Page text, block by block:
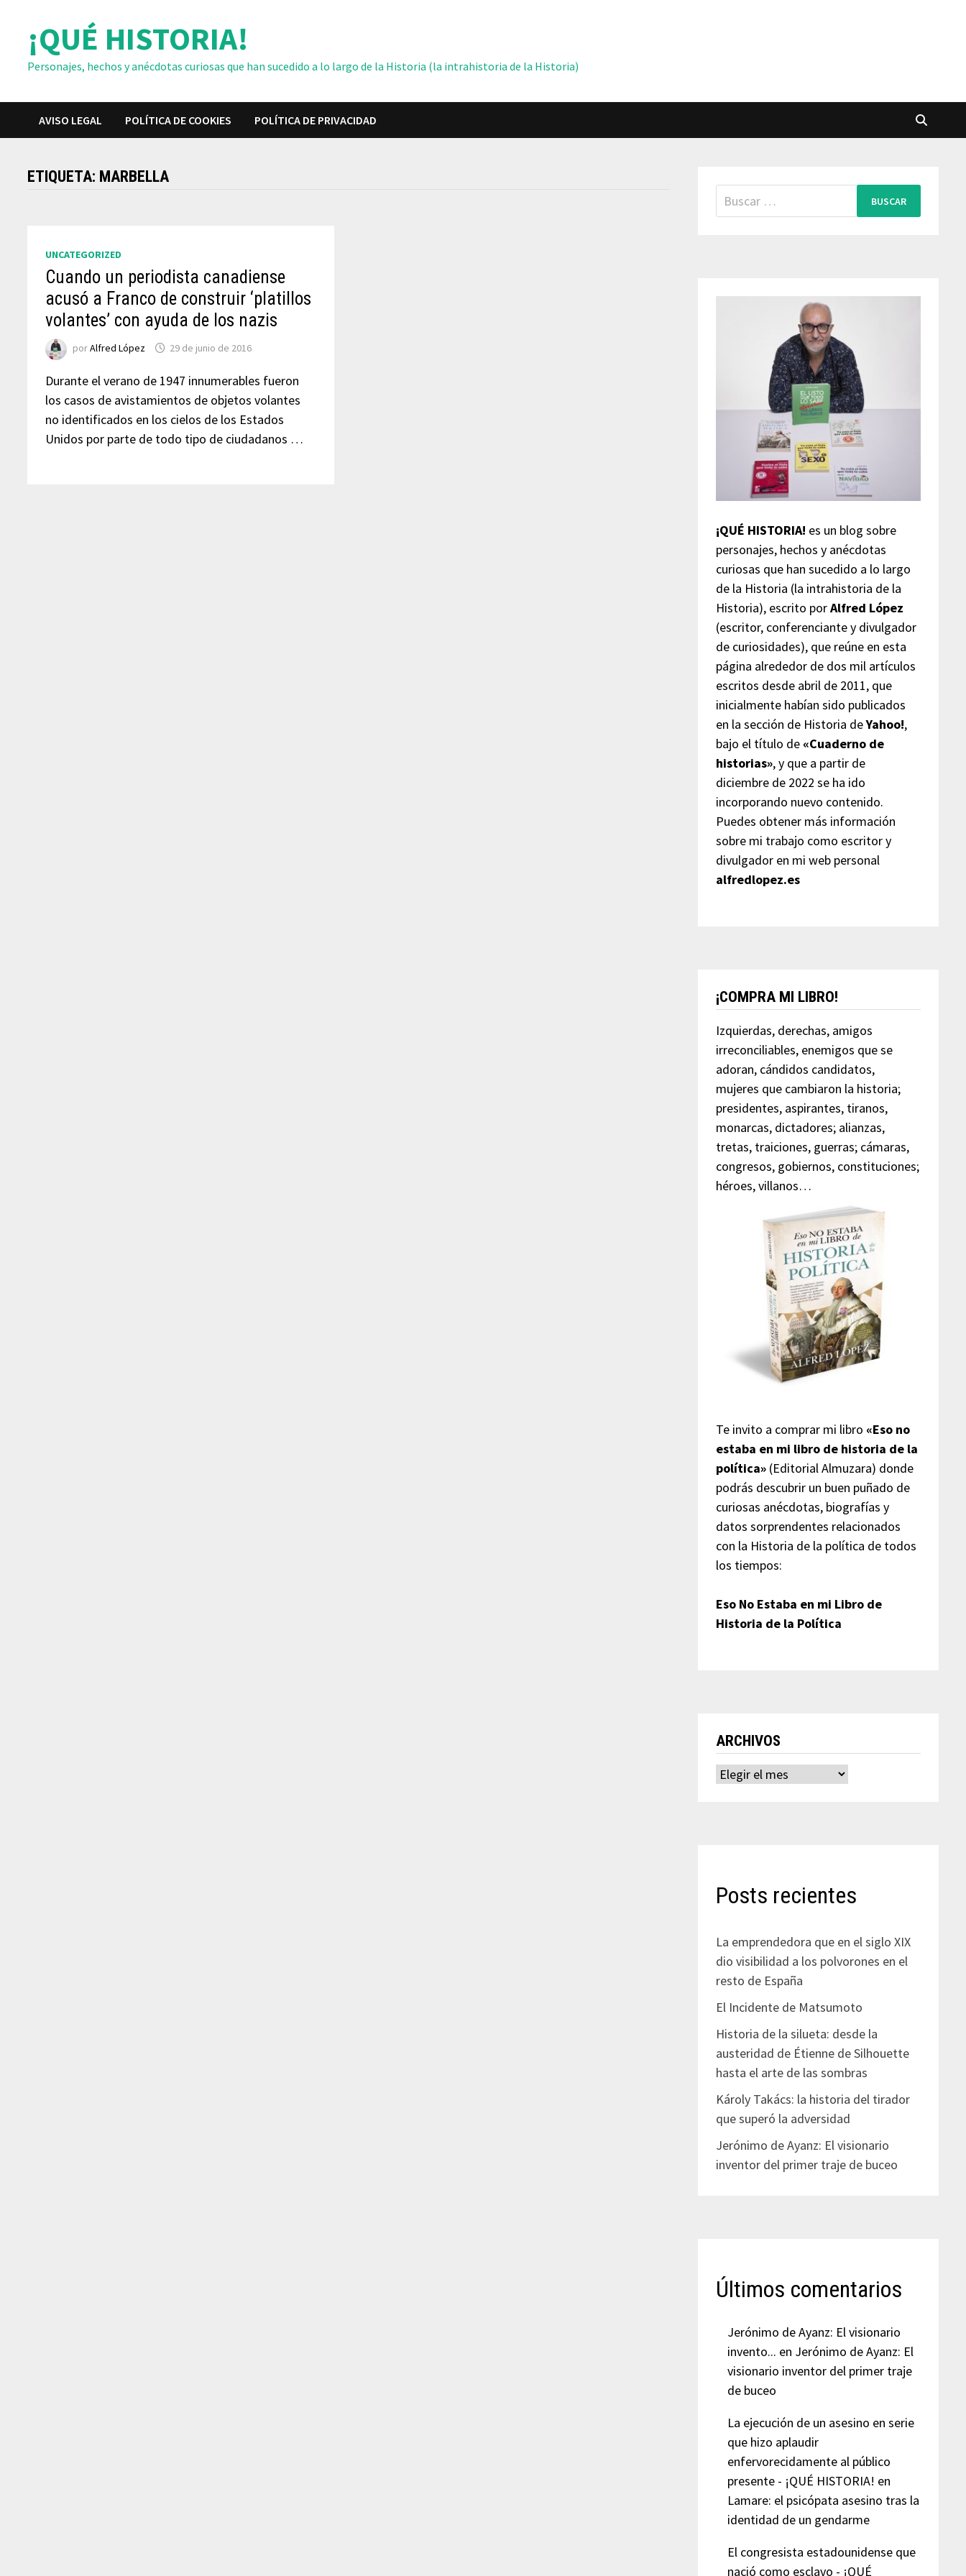
contenido¡QUÉ HISTORIA!
Personajes, hechos y anécdotas curiosas que han sucedido a lo largo de la Historia (la intrahistoria de la Historia)
AVISO LEGAL POLÍTICA DE COOKIES POLÍTICA DE PRIVACIDAD
ETIQUETA: MARBELLA
UNCATEGORIZED
Cuando un periodista canadiense
acusó a Franco de construir ‘platillos
volantes’ con ayuda de los nazis
porAlfred López 29 de junio de 2016
Durante el verano de 1947 innumerables fueron
los casos de avistamientos de objetos volantes
no identificados en los cielos de los Estados
Unidos por parte de todo tipo de ciudadanos …
Buscar:
¡QUÉ HISTORIA! es un blog sobre
personajes, hechos y anécdotas
curiosas que han sucedido a lo largo
de la Historia (la intrahistoria de la
Historia), escrito porAlfred López
(escritor, conferenciante y divulgador
de curiosidades), que reúne en esta
página alrededor de dos mil artículos
escritos desde abril de 2011, que
inicialmente habían sido publicados
en la sección de Historia deYahoo!,
bajo el título de «Cuaderno de
historias», y que a partir de
diciembre de 2022 se ha ido
incorporando nuevo contenido.
Puedes obtener más información
sobre mi trabajo como escritor y
divulgador en mi web personal
alfredlopez.es
¡COMPRA MI LIBRO!
Izquierdas, derechas, amigos
irreconciliables, enemigos que se
adoran, cándidos candidatos,
mujeres que cambiaron la historia;
presidentes, aspirantes, tiranos,
monarcas, dictadores; alianzas,
tretas, traiciones, guerras; cámaras,
congresos, gobiernos, constituciones;
héroes, villanos…
Te invito a comprar mi libro «Eso no
estaba en mi libro de historia de la
política»(Editorial Almuzara) donde
podrás descubrir un buen puñado de
curiosas anécdotas, biografías y
datos sorprendentes relacionados
con la Historia de la política de todos
los tiempos:
Eso No Estaba en mi Libro de
Historia de la Política
ARCHIVOS
Archivos
Posts recientes
La emprendedora que en el siglo XIX
dio visibilidad a los polvorones en el
resto de España
El Incidente de Matsumoto
Historia de la silueta: desde la
austeridad de Étienne de Silhouette
hasta el arte de las sombras
Károly Takács: la historia del tirador
que superó la adversidad
Jerónimo de Ayanz: El visionario
inventor del primer traje de buceo
Últimos comentarios
Jerónimo de Ayanz: El visionario
invento... en Jerónimo de Ayanz: El
visionario inventor del primer traje
de buceo
La ejecución de un asesino en serie
que hizo aplaudir
enfervorecidamente al público
presente - ¡QUÉ HISTORIA! en
Lamare: el psicópata asesino tras la
identidad de un gendarme
El congresista estadounidense que
nació como esclavo - ¡QUÉ